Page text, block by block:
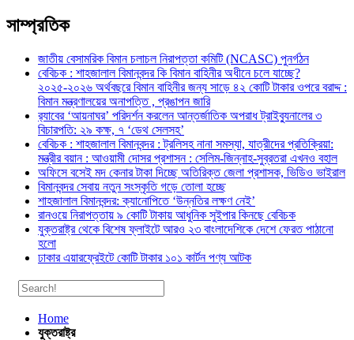
সাম্প্রতিক
জাতীয় বেসামরিক বিমান চলাচল নিরাপত্তা কমিটি (NCASC) পুনর্গঠন
বেবিচক : শাহজালাল বিমানবন্দর কি বিমান বাহিনীর অধীনে চলে যাচ্ছে?
২০২৫-২০২৬ অর্থবছরে বিমান বাহিনীর জন্য সাড়ে ৪২ কোটি টাকার ওপরে বরাদ্দ :
বিমান মন্ত্রণালয়ের অনাপত্তি , প্রঙাপন জারি
র‍্যাবের ‘আয়নাঘর’ পরিদর্শন করলেন আন্তর্জাতিক অপরাধ ট্রাইব্যুনালের ৩
বিচারপতি: ২৯ কক্ষ, ৭ ‘ডেথ সেলসহ’
বেবিচক : শাহজালাল বিমানবন্দর : ট্রলিসহ নানা সমস্যা, যাত্রীদের প্রতিক্রিয়া:
মন্ত্রীর বয়ান : আওয়ামী দোসর প্রশাসন : সেলিম-জিন্নাহ-সুব্রতরা এখনও বহাল
অফিসে বসেই মদ কেনার টাকা দিচ্ছে অতিরিক্ত জেলা প্রশাসক, ভিডিও ভাইরাল
বিমানবন্দর সেবায় নতুন সংস্কৃতি গড়ে তোলা হচ্ছে
শাহজালাল বিমানবন্দর: ক্যানোপিতে ‘উন্নতির লক্ষণ নেই’
রানওয়ে নিরাপত্তায় ৯ কোটি টাকায় আধুনিক সুইপার কিনছে বেবিচক
যুক্তরাষ্ট্র থেকে বিশেষ ফ্লাইটে আরও ২৩ বাংলাদেশিকে দেশে ফেরত পাঠানো
হলো
ঢাকার এয়ারফ্রেইটে কোটি টাকার ১০১ কার্টন পণ্য আটক
Home
যুক্তরাষ্ট্র